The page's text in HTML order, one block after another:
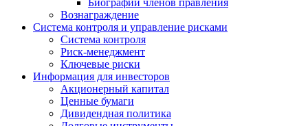
Вознаграждение
Система контроля и управление рисками
Система контроля
Риск-менеджмент
Ключевые риски
Информация для инвесторов
Акционерный капитал
Ценные бумаги
Дивидендная политика